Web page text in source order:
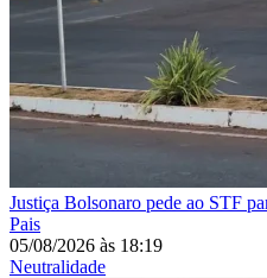
Justiça Bolsonaro pede ao STF
Pais
05/08/2026 às 18:19
Neutralidade